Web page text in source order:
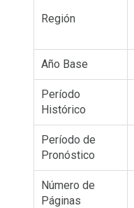
Región
Año Base
Período
Histórico
Período de
Pronóstico
Número de
Páginas